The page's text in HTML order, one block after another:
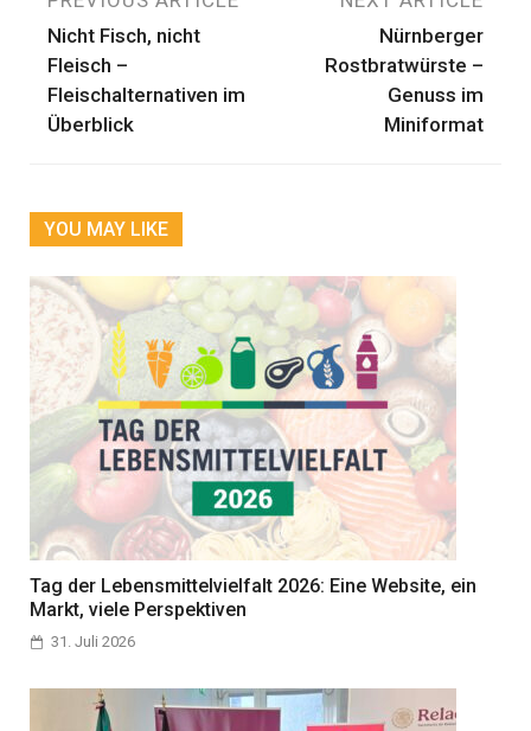
Beitragsnavigation
Nicht Fisch, nicht
Fleisch –
Fleischalternativen im
Überblick
Nürnberger
Rostbratwürste –
Genuss im
Miniformat
YOU MAY LIKE
Tag der Lebensmittelvielfalt 2026: Eine Website, ein
Markt, viele Perspektiven
31. Juli 2026